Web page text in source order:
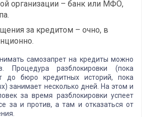
организации – банк или МФО,
за кредитом – очно, в
самозапрет на кредиты можно
Процедура разблокировки (пока
до бюро кредитных историй, пока
занимает несколько дней. На этом и
за время разблокировки успеет
за и против, а там и отказаться от